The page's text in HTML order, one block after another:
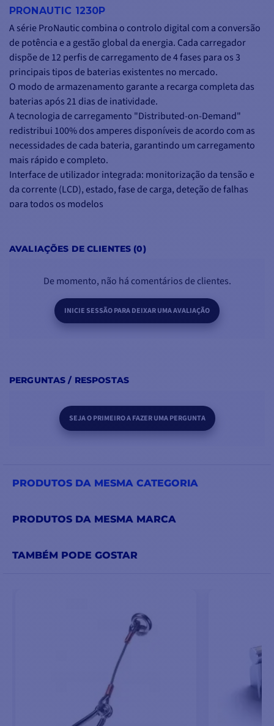
PRONAUTIC 1230P
A série ProNautic combina o controlo digital com a conversão
de potência e a gestão global da energia. Cada carregador
dispõe de 12 perfis de carregamento de 4 fases para os 3
principais tipos de baterias existentes no mercado.
O modo de armazenamento garante a recarga completa das
baterias após 21 dias de inatividade.
A tecnologia de carregamento "Distributed-on-Demand"
redistribui 100% dos amperes disponíveis de acordo com as
necessidades de cada bateria, garantindo um carregamento
mais rápido e completo.
Interface de utilizador integrada: monitorização da tensão e
da corrente (LCD), estado, fase de carga, deteção de falhas
para todos os modelos
incluído, arranque protegido e limitação de corrente
Tensão: 12 V
Número de saídas: 3
Tensão de entrada: 100-260 V AC - 50/60 Hz, para ligação em
Dimensões: 260 x 216 x 89 mm
Controlo remoto opcional disponível
AVALIAÇÕES DE CLIENTES (0)
De momento, não há comentários de clientes.
INICIE SESSÃO PARA DEIXAR UMA AVALIAÇÃO
PERGUNTAS / RESPOSTAS
SEJA O PRIMEIRO A FAZER UMA PERGUNTA
PRODUTOS DA MESMA CATEGORIA
PRODUTOS DA MESMA MARCA
TAMBÉM PODE GOSTAR